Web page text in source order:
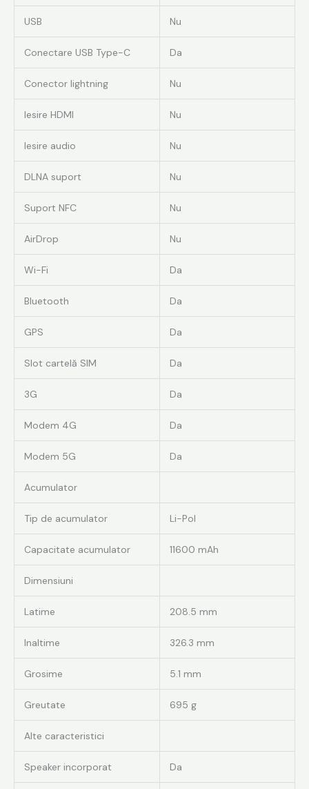
USB Nu
Conectare USB Type-C Da
Conector lightning Nu
Iesire HDMI Nu
Iesire audio Nu
DLNA suport Nu
Suport NFC Nu
AirDrop Nu
Wi-Fi Da
Bluetooth Da
GPS Da
Slot cartelă SIM Da
3G Da
Modem 4G Da
Modem 5G Da
Acumulator
Tip de acumulator Li-Pol
Capacitate acumulator 11600 mAh
Dimensiuni
Latime 208.5 mm
Inaltime 326.3 mm
Grosime 5.1 mm
Greutate 695 g
Alte caracteristici
Speaker incorporat Da